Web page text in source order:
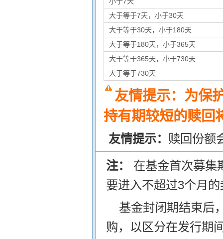
大于等于7天，小于30天
大于等于30天，小于180天
大于等于180天，小于365天
大于等于365天，小于730天
大于等于730天
友情提示：为保
持有期较短的赎回
友情提示： 赎回份额
注： 在基金首次募集
要进入不超过3个月
基金封闭期结束后
购，以区分在发行期